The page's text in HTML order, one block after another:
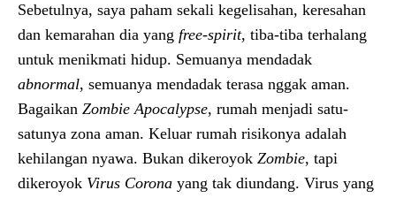
Sebetulnya, saya paham sekali kegelisahan, keresahan
dan kemarahan dia yang free-spirit, tiba-tiba terhalang
untuk menikmati hidup. Semuanya mendadak
abnormal, semuanya mendadak terasa nggak aman.
Bagaikan Zombie Apocalypse, rumah menjadi satu-
satunya zona aman. Keluar rumah risikonya adalah
kehilangan nyawa. Bukan dikeroyok Zombie, tapi
dikeroyok Virus Corona yang tak diundang. Virus yang